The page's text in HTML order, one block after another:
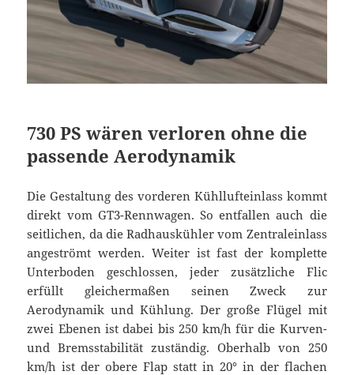
730 PS wären verloren ohne die
passende Aerodynamik
Die Gestaltung des vorderen Kühllufteinlass kommt
direkt vom GT3-Rennwagen. So entfallen auch die
seitlichen, da die Radhauskühler vom Zentraleinlass
angeströmt werden. Weiter ist fast der komplette
Unterboden geschlossen, jeder zusätzliche Flic
erfüllt gleichermaßen seinen Zweck zur
Aerodynamik und Kühlung. Der große Flügel mit
zwei Ebenen ist dabei bis 250 km/h für die Kurven-
und Bremsstabilität zuständig. Oberhalb von 250
km/h ist der obere Flap statt in 20° in der flachen